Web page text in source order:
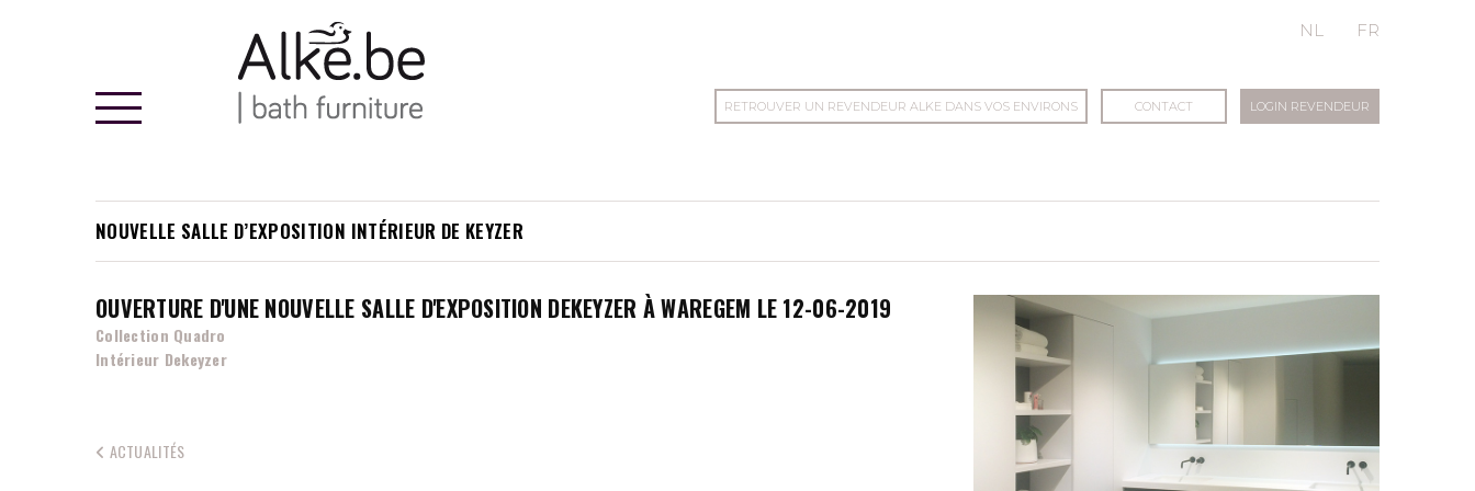
NL FR
RETROUVER UN REVENDEUR ALKE DANS VOS ENVIRONS CONTACT LOGIN REVENDEUR
NOUVELLE SALLE D’EXPOSITION INTÉRIEUR DE KEYZER
OUVERTURE D'UNE NOUVELLE SALLE D'EXPOSITION DEKEYZER À WAREGEM LE 12-06-2019
Collection Quadro
Intérieur Dekeyzer
ACTUALITÉS